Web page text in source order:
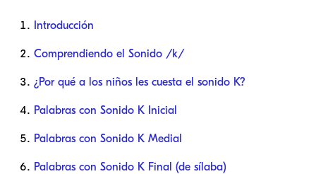
Introducción
Comprendiendo el Sonido /k/
¿Por qué a los niños les cuesta el sonido K?
Palabras con Sonido K Inicial
Palabras con Sonido K Medial
Palabras con Sonido K Final (de sílaba)